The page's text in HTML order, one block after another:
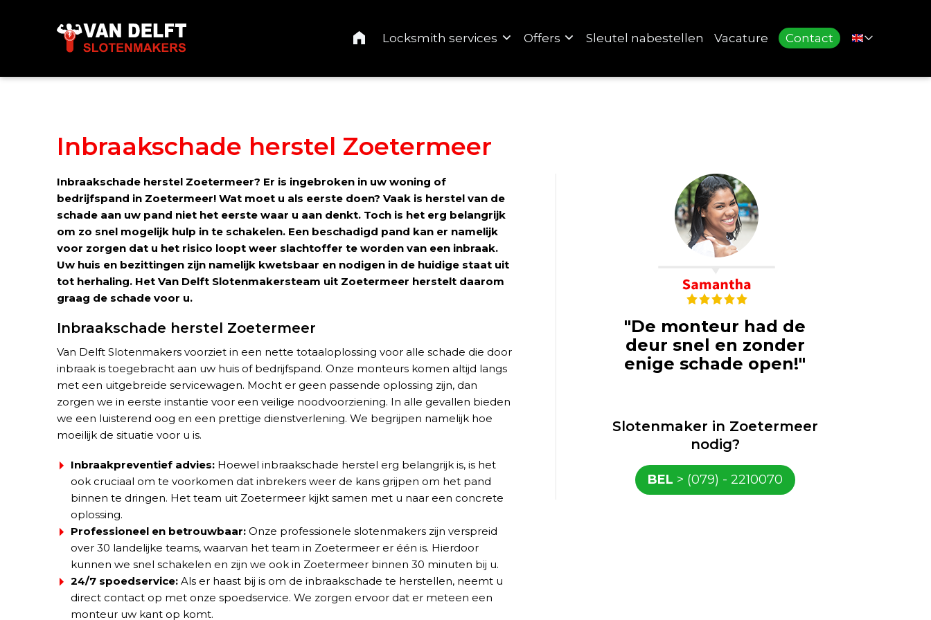
the
navigation
Home
Locksmith services Offers Sleutel nabestellen Vacature Contact
Inbraakschade herstel Zoetermeer
Inbraakschade herstel Zoetermeer? Er is ingebroken in uw woning of
bedrijfspand in Zoetermeer! Wat moet u als eerste doen? Vaak is herstel van de
schade aan uw pand niet het eerste waar u aan denkt. Toch is het erg belangrijk
om zo snel mogelijk hulp in te schakelen. Een beschadigd pand kan er namelijk
voor zorgen dat u het risico loopt weer slachtoffer te worden van een inbraak.
Uw huis en bezittingen zijn namelijk kwetsbaar en nodigen in de huidige staat uit
tot herhaling. Het Van Delft Slotenmakersteam uit Zoetermeer herstelt daarom
graag de schade voor u.
Inbraakschade herstel Zoetermeer
Van Delft Slotenmakers voorziet in een nette totaaloplossing voor alle schade die door
inbraak is toegebracht aan uw huis of bedrijfspand. Onze monteurs komen altijd langs
met een uitgebreide servicewagen. Mocht er geen passende oplossing zijn, dan
zorgen we in eerste instantie voor een veilige noodvoorziening. In alle gevallen bieden
we een luisterend oog en een prettige dienstverlening. We begrijpen namelijk hoe
moeilijk de situatie voor u is.
Inbraakpreventiefadvies:Hoewel inbraakschade herstel erg belangrijk is, is het
ook cruciaal om te voorkomen dat inbrekers weer de kans grijpen om het pand
binnen te dringen. Het team uit Zoetermeer kijkt samen met u naar een concrete
oplossing.
Professioneel en betrouwbaar:Onze professionele slotenmakers zijn verspreid
over 30 landelijke teams, waarvan het team in Zoetermeer er één is. Hierdoor
kunnen we snel schakelen en zijn we ook in Zoetermeer binnen 30 minuten bij u.
24/7 spoedservice:Als er haast bij is om de inbraakschade te herstellen, neemt u
direct contact op met onze spoedservice. We zorgen ervoor dat er meteen een
monteur uw kant op komt.
"De monteur had de
deur snel en zonder
enige schade open!"
Slotenmaker in Zoetermeer
nodig?
BEL > (079) - 2210070